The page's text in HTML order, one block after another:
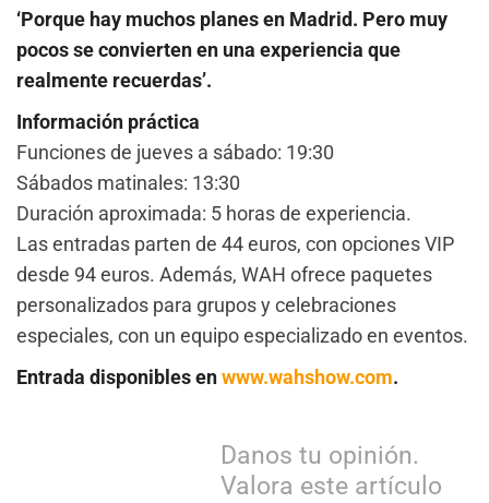
‘Porque hay muchos planes en Madrid. Pero muy
pocos se convierten en una experiencia que
realmente recuerdas’.
Información práctica
Funciones de jueves a sábado: 19:30
Sábados matinales: 13:30
Duración aproximada: 5 horas de experiencia.
Las entradas parten de 44 euros, con opciones VIP
desde 94 euros. Además, WAH ofrece paquetes
personalizados para grupos y celebraciones
especiales, con un equipo especializado en eventos.
Entrada disponibles enwww.wahshow.com.
Danos tu opinión.
Valora este artículo